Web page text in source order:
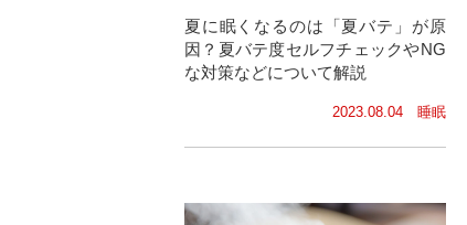
夏に眠くなるのは「夏バテ」が原
因？夏バテ度セルフチェックやNG
な対策などについて解説
2023.08.04 睡眠